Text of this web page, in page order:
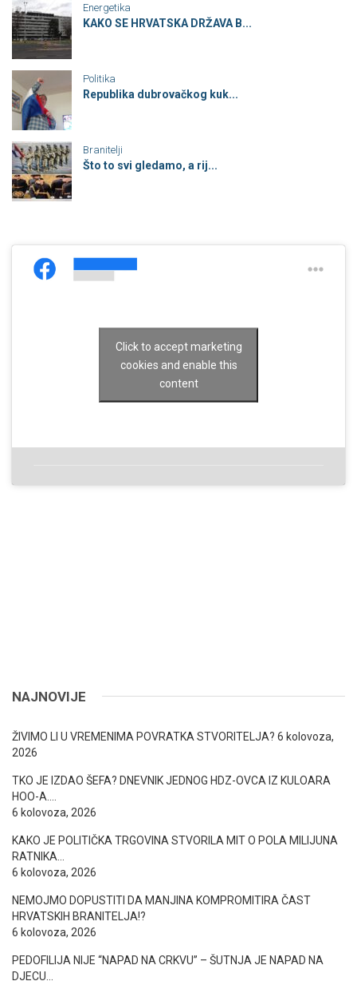
Energetika
KAKO SE HRVATSKA DRŽAVA B...
Politika
Republika dubrovačkog kuk...
Branitelji
Što to svi gledamo, a rij...
Click to accept marketing
cookies and enable this
content
NAJNOVIJE
ŽIVIMO LI U VREMENIMA POVRATKA STVORITELJA? 6 kolovoza,
2026
TKO JE IZDAO ŠEFA? DNEVNIK JEDNOG HDZ-OVCA IZ KULOARA
HOO-A….
6 kolovoza, 2026
KAKO JE POLITIČKA TRGOVINA STVORILA MIT O POLA MILIJUNA
RATNIKA…
6 kolovoza, 2026
NEMOJMO DOPUSTITI DA MANJINA KOMPROMITIRA ČAST
HRVATSKIH BRANITELJA!?
6 kolovoza, 2026
PEDOFILIJA NIJE “NAPAD NA CRKVU” – ŠUTNJA JE NAPAD NA
DJECU…